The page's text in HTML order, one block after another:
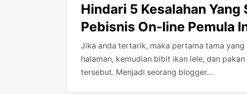
Hindari 5 Kesalahan Yang
Pebisnis On-line Pemula
Jika anda tertarik, maka pertama tama
halaman, kemudian bibit ikan lele, dan
tersebut. Menjadi seorang blogger…